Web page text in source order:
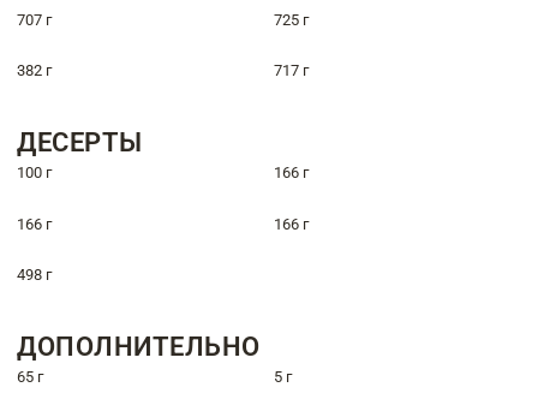
707 г 725 г
382 г 717 г
ДЕСЕРТЫ
100 г 166 г
166 г 166 г
498 г
ДОПОЛНИТЕЛЬНО
65 г 5 г